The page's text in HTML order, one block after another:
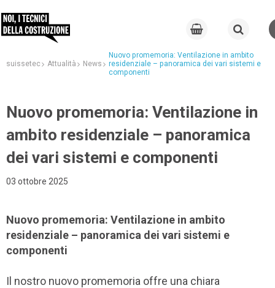
suissetec Attualità News
Nuovo promemoria: Ventilazione in ambito
residenziale – panoramica dei vari sistemi e
componenti
Nuovo promemoria: Ventilazione in
ambito residenziale – panoramica
dei vari sistemi e componenti
03 ottobre 2025
Nuovo promemoria: Ventilazione in ambito
residenziale – panoramica dei vari sistemi e
componenti
Il nostro nuovo promemoria offre una chiara